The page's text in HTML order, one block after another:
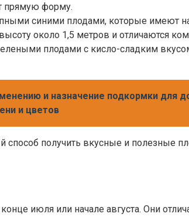
прямую форму.
синими плодами, которые
около 1,5 метров и отличаются
плодами с кисло-сладким
и назначение подкормки для
и цветов
получить вкусные и полезные
июля или начале августа. Они